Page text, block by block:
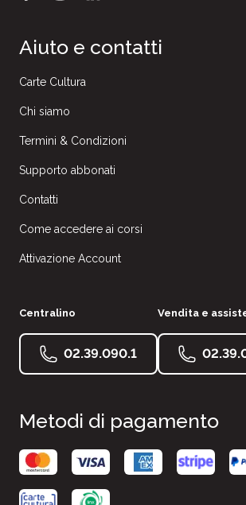
Aiuto e contatti
Carte Cultura
Chi siamo
Termini & Condizioni
Supporto abbonati
Contatti
Come accedere ai corsi
Attivazione Account
Centralino
02.39.090.1
Vendita e
Metodi di pagamento